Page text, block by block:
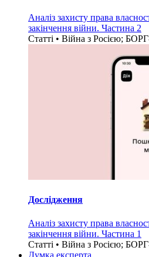
Аналіз захисту права
закінчення війни. Частина 2
Статті • Війна з Росією;
Дослідження
Аналіз захисту права
закінчення війни. Частина 1
Статті • Війна з Росією;
Думка експерта